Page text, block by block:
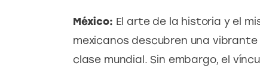
México: El arte de la historia y el
mexicanos descubren una
clase mundial. Sin embargo, el